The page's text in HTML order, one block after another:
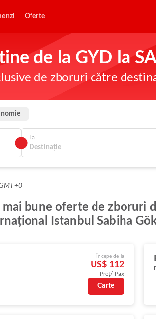
Oferte
de la GYD la
de zboruri către
La
mai bune oferte de zboruri
Istanbul Sabiha
Începe de la
US$ 112
Preț/ Pax
Carte